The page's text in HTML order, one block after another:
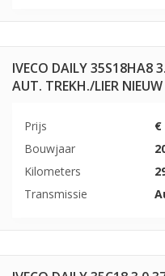
IVECO DAILY 35S18HA8
AUT. TREKH./LIER NIEUW
Prijs
€
Bouwjaar
Kilometers
Transmissie